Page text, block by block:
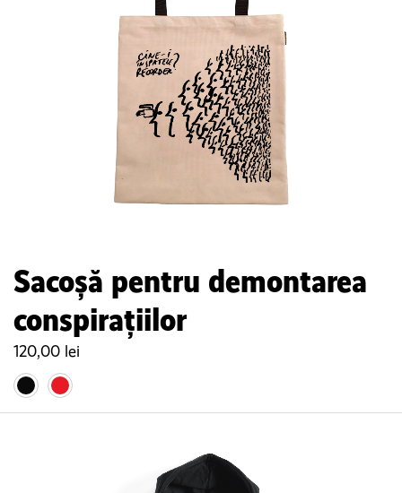
Sacoșă pentru demontarea
conspirațiilor
120,00 lei